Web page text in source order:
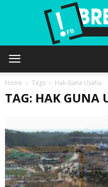
Home Tags Hak Guna Usaha
TAG: HAK GUNA